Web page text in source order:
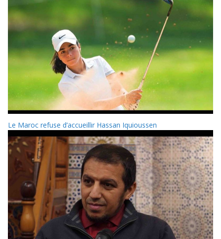
Le Maroc refuse d’accueillir Hassan Iquioussen